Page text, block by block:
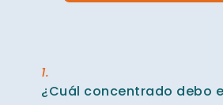
1.
¿Cuál concentrado debo